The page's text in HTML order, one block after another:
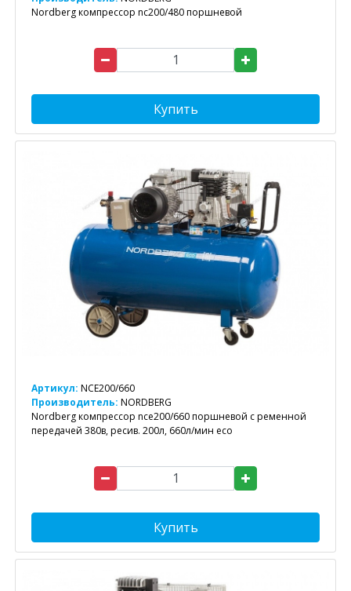
Nordberg компрессор nc200/480 поршневой
Купить
Артикул: NCE200/660
Производитель: NORDBERG
Nordberg компрессор nce200/660 поршневой с ременной
передачей 380в, ресив. 200л, 660л/мин eco
Купить